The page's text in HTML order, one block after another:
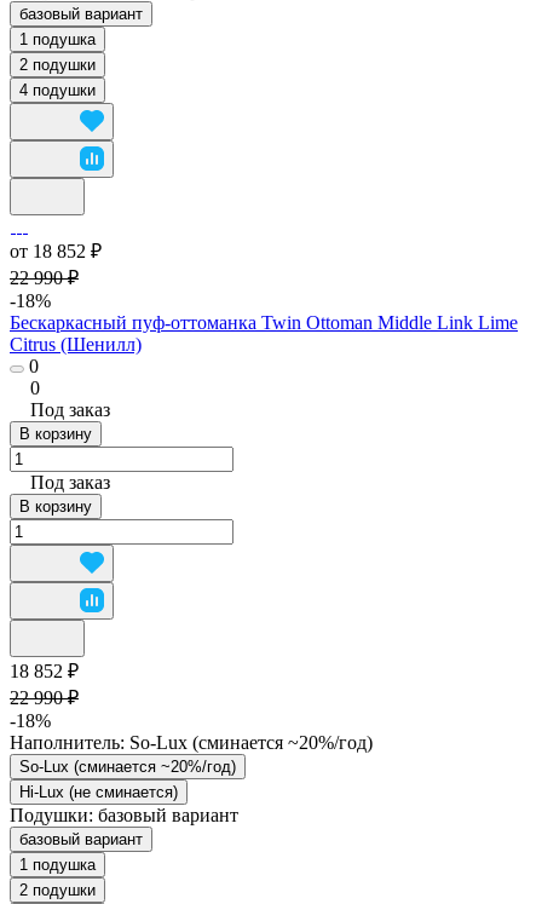
базовый вариант
1 подушка
2 подушки
4 подушки
от 18 852 ₽
22 990 ₽
-18%
Бескаркасный пуф-оттоманка Twin Ottoman Middle Link Lime
Citrus (Шенилл)
0
0
Под заказ
В корзину
Под заказ
В корзину
18 852 ₽
22 990 ₽
-18%
Наполнитель: So-Lux (cминается ~20%/год)
So-Lux (cминается ~20%/год)
Hi-Lux (не сминается)
Подушки: базовый вариант
базовый вариант
1 подушка
2 подушки